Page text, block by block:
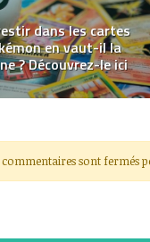
sont 4 bienfaits
phycocyanine ?
commentaires sont fermés